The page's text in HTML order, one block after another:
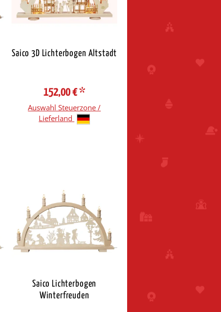
Saico 3D Lichterbogen Altstadt
152,00 €*
Auswahl Steuerzone /
Lieferland
Saico Lichterbogen
Winterfreuden